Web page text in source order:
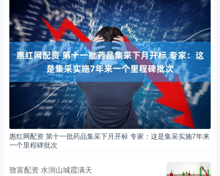
惠红网配资 第十一批药品集采下月开标 专家：这是集采实施7年来
一个里程碑批次
致富配资 水润山城霞满天